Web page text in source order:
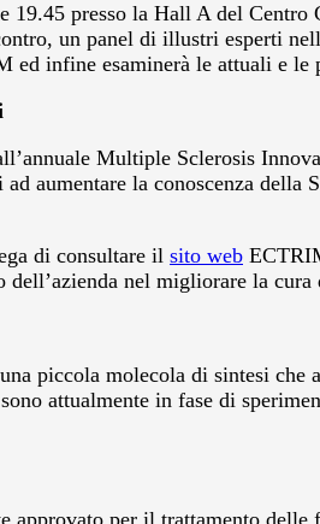
presso la Hall A del
un panel di illustri esperti
ed infine esaminerà le attuali e
Multiple Sclerosis
aumentare la conoscenza
di consultare il sito web
nel migliorare la cura
piccola molecola di sintesi
attualmente in fase di